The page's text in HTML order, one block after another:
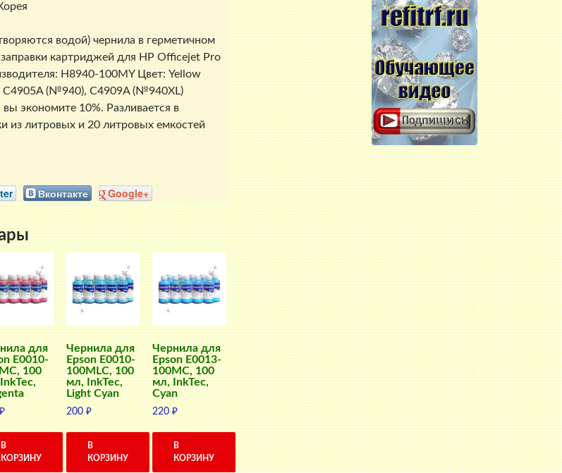
водой) чернила в герметичном
картриджей для HP Officejet Pro
H8940-100MY Цвет: Yellow
(№940), C4909A (№940XL)
экономите 10%. Разливается в
из литровых и 20 литровых емкостей
Вконтакте Google+
для
E0010-
100
₽
В
КОРЗИНУ
Чернила для
Epson E0010-
100MLC, 100
мл, InkTec,
Light Cyan
200₽
В
КОРЗИНУ
Чернила для
Epson E0013-
100MC, 100
мл, InkTec,
Cyan
220₽
В
КОРЗИНУ